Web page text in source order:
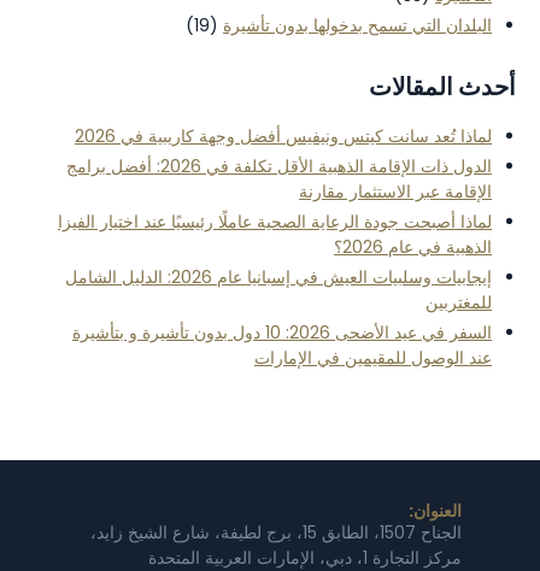
البلدان التي تسمح بدخولها بدون تأشيرة (19)
أحدث المقالات
لماذا تُعد سانت كيتس ونيفيس أفضل وجهة كاريبية في 2026
الدول ذات الإقامة الذهبية الأقل تكلفة في 2026: أفضل برامج
الإقامة عبر الاستثمار مقارنة
لماذا أصبحت جودة الرعاية الصحية عاملًا رئيسيًا عند اختيار الفيزا
الذهبية في عام 2026؟
إيجابيات وسلبيات العيش في إسبانيا عام 2026: الدليل الشامل
للمغتربين
السفر في عيد الأضحى 2026: 10 دول بدون تأشيرة و بتأشيرة
عند الوصول للمقيمين في الإمارات
العنوان:
الجناح 1507، الطابق 15، برج لطيفة، شارع الشيخ زايد،
مركز التجارة 1، دبي، الإمارات العربية المتحدة